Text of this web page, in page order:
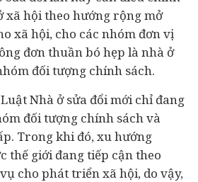
xã hội theo hướng rộng mở
xã hội, cho các nhóm đơn vị
đơn thuần bó hẹp là nhà ở
đối tượng chính sách.
Nhà ở sửa đổi mới chỉ đang
đối tượng chính sách và
Trong khi đó, xu hướng
thế giới đang tiếp cận theo
cho phát triển xã hội, do vậy,